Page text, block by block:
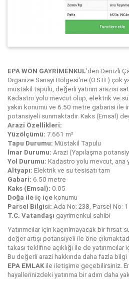
EPA WON GAYRİMENKUL'den Denizli
Organize Sanayi Bölgesi'ne (O.S.B.) çok
müstakil tapulu, değerli yatırım arazisi
Kadastro yolu mevcut olup, elektrik ve su
yakın konumu ve 6.50 metre gabarisi ile
potansiyeli sunmaktadır. Kaks (Emsal)
Arazi Özellikleri:
Yüzölçümü: 7.661 m²
Tapu Durumu: Müstakil Tapulu
İmar Durumu: Arazi (Yapılaşma
Yol Durumu: Kadastro yolu mevcut, ana
Altyapı: Elektrik ve su tesisatı tam
Gabari: 6.50 metre
Kaks (Emsal): 0.05
Doğa ile iç içekonumu
Parsel Bilgisi: Ada No: 238, Parsel No: 1
T.C. Vatandaşı gayrimenkul sahibi
Yatırımcılar için kaçırılmayacak bir
değer artışı potansiyeli ile öne
takası teklifine açıklığı ile de
Bu değerli arazi hakkında daha fazla
EPA EMLAKile iletişime geçebilirsiniz.
hayallerinizdeki yatırıma bir adım daha